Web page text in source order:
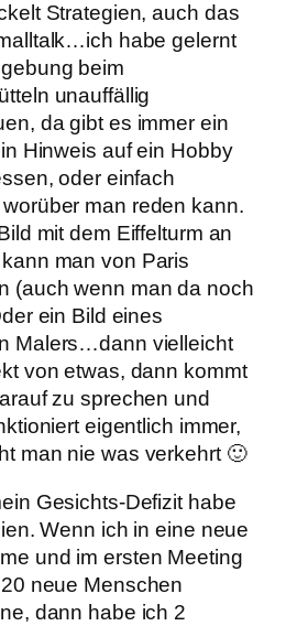
Strategien, auch das
habe gelernt
beim
unauffällig
da gibt es immer ein
Hinweis auf ein Hobby
oder einfach
man reden kann.
mit dem Eiffelturm an
man von Paris
(auch wenn man da noch
ein Bild eines
Malers…dann vielleicht
von etwas, dann kommt
zu sprechen und
eigentlich immer,
man nie was verkehrt 🙂
Gesichts-Defizit habe
Wenn ich in eine neue
und im ersten Meeting
neue Menschen
dann habe ich 2